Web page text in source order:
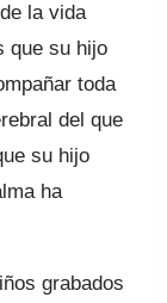
la vida
que su hijo
toda
del que
su hijo
ha
grabados